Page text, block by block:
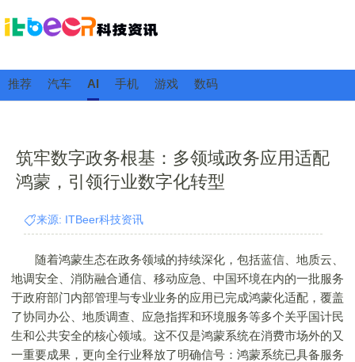
推荐 汽车 AI 手机 游戏 数码
筑牢数字政务根基：多领域政务应用适配
鸿蒙，引领行业数字化转型
来源: ITBeer科技资讯
随着鸿蒙生态在政务领域的持续深化，包括蓝信、地质云、
地调安全、消防融合通信、移动应急、中国环境在内的一批服务
于政府部门内部管理与专业业务的应用已完成鸿蒙化适配，覆盖
了协同办公、地质调查、应急指挥和环境服务等多个关乎国计民
生和公共安全的核心领域。这不仅是鸿蒙系统在消费市场外的又
一重要成果，更向全行业释放了明确信号：鸿蒙系统已具备服务